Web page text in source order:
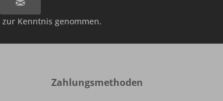
zur Kenntnis genommen.
Zahlungsmethoden